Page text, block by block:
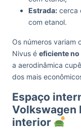
Estrada: cerca
com etanol.
Os números variam
Nivus é eficiente
a aerodinâmica
dos mais
Espaço
Volkswagen
interior